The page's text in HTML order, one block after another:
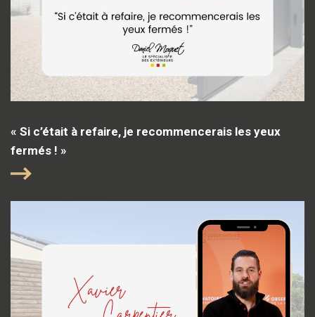
« Si c’était à refaire, je recommencerais les yeux
fermés ! »